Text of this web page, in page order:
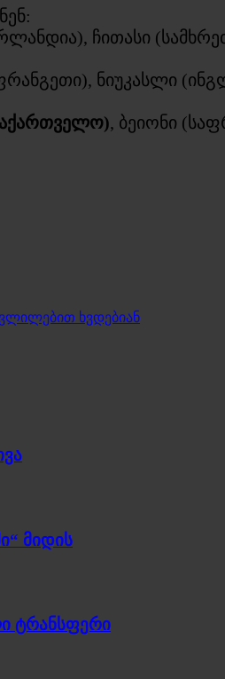
ჩითასი
ნიუკასლი
, ბეიონი
ხვდებიან
მიდის
ტრანსფერი